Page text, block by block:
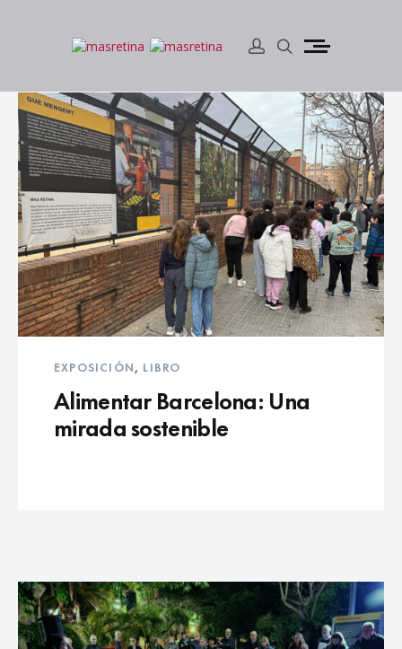
EXPOSICIÓN, LIBRO
Alimentar Barcelona: Una
mirada sostenible